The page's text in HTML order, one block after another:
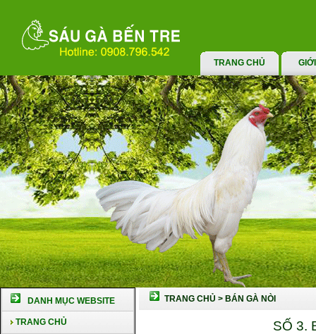
TRANG CHỦ
DANH MỤC WEBSITE
TRANG CHỦ
TRANG CHỦ > BÁN GÀ NÒI
SỐ 3.